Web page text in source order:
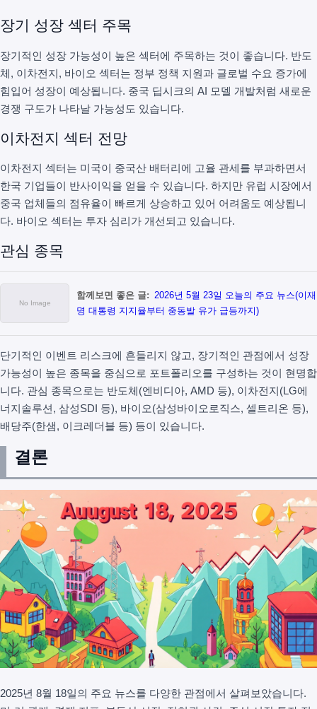
장기 성장 섹터 주목
장기적인 성장 가능성이 높은 섹터에 주목하는 것이 좋습니다. 반도
체, 이차전지, 바이오 섹터는 정부 정책 지원과 글로벌 수요 증가에
힘입어 성장이 예상됩니다. 중국 딥시크의 AI 모델 개발처럼 새로운
경쟁 구도가 나타날 가능성도 있습니다.
이차전지 섹터 전망
이차전지 섹터는 미국이 중국산 배터리에 고율 관세를 부과하면서
한국 기업들이 반사이익을 얻을 수 있습니다. 하지만 유럽 시장에서
중국 업체들의 점유율이 빠르게 상승하고 있어 어려움도 예상됩니
다. 바이오 섹터는 투자 심리가 개선되고 있습니다.
관심 종목
함께보면 좋은 글: 2026년 5월 23일 오늘의 주요 뉴스(이재
명 대통령 지지율부터 중동발 유가 급등까지)
단기적인 이벤트 리스크에 흔들리지 않고, 장기적인 관점에서 성장
가능성이 높은 종목을 중심으로 포트폴리오를 구성하는 것이 현명합
니다. 관심 종목으로는 반도체(엔비디아, AMD 등), 이차전지(LG에
너지솔루션, 삼성SDI 등), 바이오(삼성바이오로직스, 셀트리온 등),
배당주(한샘, 이크레더블 등) 등이 있습니다.
결론
2025년 8월 18일의 주요 뉴스를 다양한 관점에서 살펴보았습니다.